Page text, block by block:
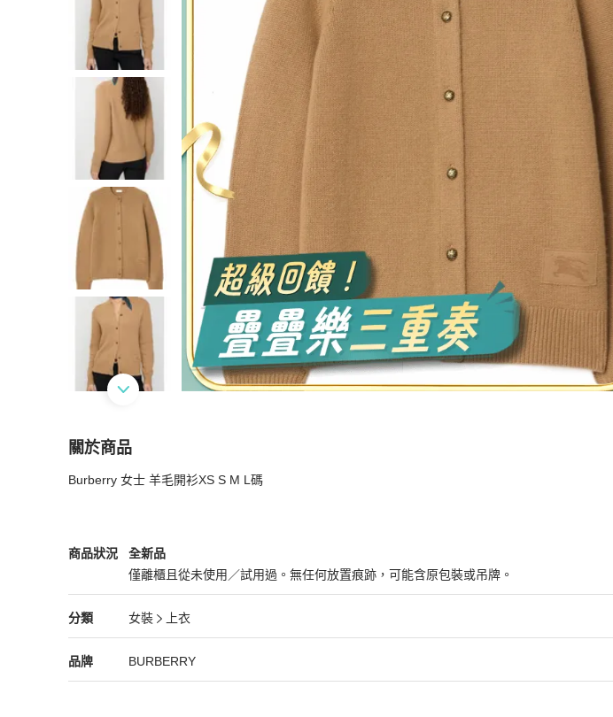
關於商品
關於Burberry 女士 羊毛開衫XS S M L碼
Burberry 女士 羊毛開衫XS S M L碼
商品狀況
BURBERRY女裝商品狀態與細節
全新品
僅離櫃且從未使用／試用過。無任何放置痕跡，可能含原包裝或吊牌。
全新品
分類
BURBERRY女裝分類資訊
女裝
上衣
女裝/上衣推薦
品牌
BURBERRY精品女裝品牌介紹
BURBERRY
BURBERRY推薦清單